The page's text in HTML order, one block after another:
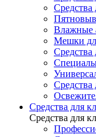
Средства
Влажные
Мешки
Средства
Средства
Средства для
Средства для